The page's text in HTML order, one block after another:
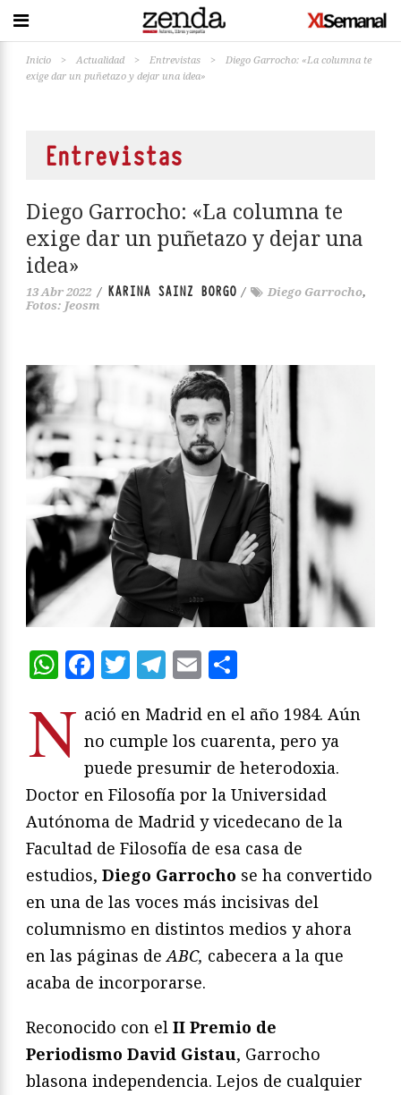
Inicio > Actualidad > Entrevistas >
Diego Garrocho: «La columna te
exige dar un puñetazo y dejar una idea»
Entrevistas
Diego Garrocho: «La columna te
exige dar un puñetazo y dejar una
idea»
13 Abr 2022 / KARINA SAINZ BORGO / Diego Garrocho,
Fotos: Jeosm
WhatsApp
Facebook
Twitter
Telegram
Email
N ació en Madrid en el año 1984. Aún
no cumple los cuarenta, pero ya
puede presumir de heterodoxia.
Doctor en Filosofía por la Universidad
Autónoma de Madrid y vicedecano de la
Facultad de Filosofía de esa casa de
estudios, Diego Garrocho se ha convertido
en una de las voces más incisivas del
columnismo en distintos medios y ahora
en las páginas de ABC, cabecera a la que
acaba de incorporarse.
Reconocido con el II Premio de
Periodismo David Gistau, Garrocho
blasona independencia. Lejos de cualquier